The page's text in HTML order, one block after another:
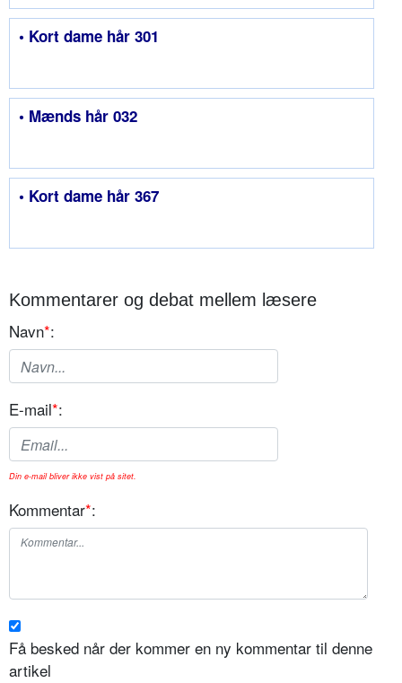
• Kort dame hår 301
• Mænds hår 032
• Kort dame hår 367
Kommentarer og debat mellem læsere
Navn*:
E-mail*:
Din e-mail bliver ikke vist på sitet.
Kommentar*:
Få besked når der kommer en ny kommentar til denne
artikel